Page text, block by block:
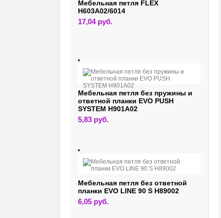
Мебельная петля FLEX
H603A02/6014
17,04 руб.
Мебельная петля без пружины и
ответной планки EVO PUSH
SYSTEM H901A02
5,83 руб.
Мебельная петля без ответной
планки EVO LINE 90 S H89002
6,05 руб.